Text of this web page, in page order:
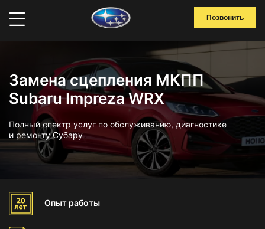
Позвонить
Замена сцепления МКПП
Subaru Impreza WRX
Полный спектр услуг по обслуживанию, диагностике
и ремонту Субару
Опыт работы